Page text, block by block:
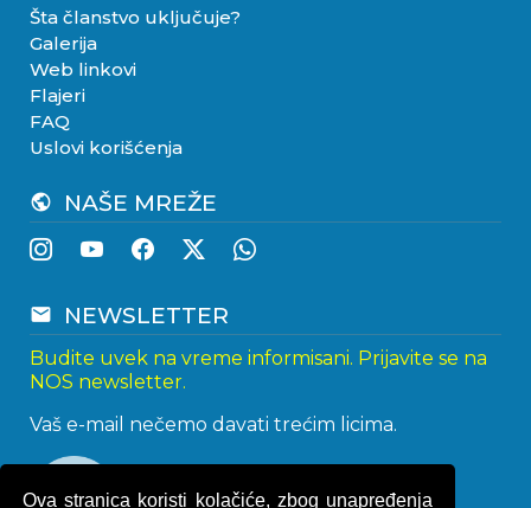
Ova stranica koristi kolačiće, zbog unapređenja
Šta članstvo uključuje?
Galerija
Web linkovi
Flajeri
FAQ
Uslovi korišćenja
public NAŠE MREŽE
email NEWSLETTER
Budite uvek na vreme informisani. Prijavite se na
NOS newsletter.
Vaš e-mail nečemo davati trećim licima.